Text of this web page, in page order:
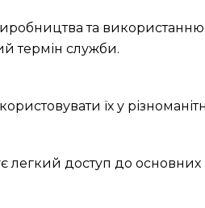
та використанню
термін служби.
їх у
легкий доступ до